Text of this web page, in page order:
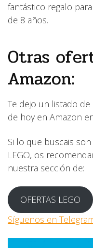
fantástico regalo
de 8 años.
Otras
Amazon:
Te dejo un listado
de hoy en Amazon
Si lo que buscais
LEGO, os
nuestra sección de:
OFERTAS LEGO
Síguenos en